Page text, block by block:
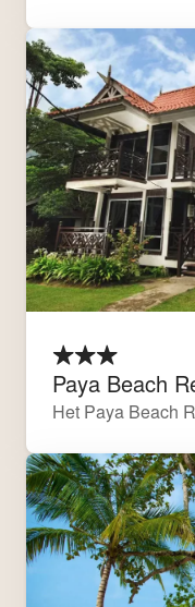
Paya Beach
Het Paya Beach